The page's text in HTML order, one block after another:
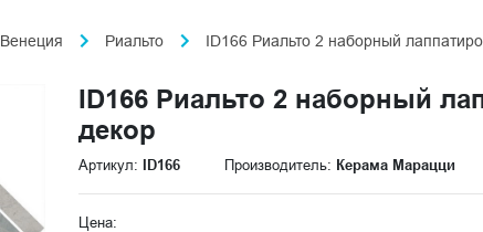
Венеция Риальто ID166 Риальто 2 наборный
ID166 Риальто 2 наборный
декор
Артикул: ID166 Производитель: Керама Марацци
Цена: